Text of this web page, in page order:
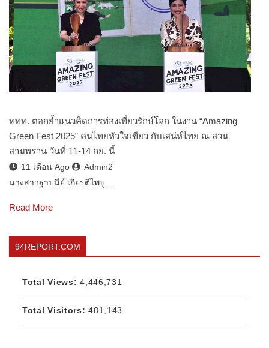
ททท. ตอกย้ำแนวคิดการท่องเที่ยวรักษ์โลก ในงาน “Amazing
Green Fest 2025” คนไทยหัวใจเขียว กับเสน่ห์ไทย ณ สวน
สามพราน วันที่ 11-14 กย. นี้
11 เดือน Ago
Admin2
นางสาวฐาปนีย์ เกียรติไพบู…
Read More
94REPORT.COM
Total Views:4,446,731
Total Visitors:481,143